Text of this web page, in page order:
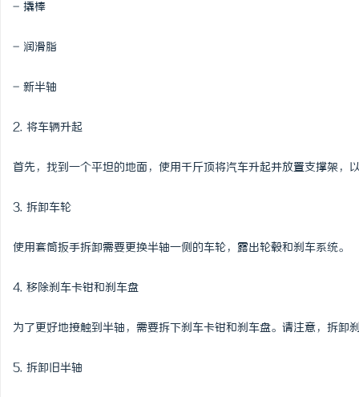
- 撬棒
- 润滑脂
- 新半轴
2. 将车辆升起
首先，找到一个平坦的地面，使用千斤顶将汽车升起并放置支撑架，
3. 拆卸车轮
使用套筒扳手拆卸需要更换半轴一侧的车轮，露出轮毂和刹车系统。
4. 移除刹车卡钳和刹车盘
为了更好地接触到半轴，需要拆下刹车卡钳和刹车盘。请注意，拆卸
5. 拆卸旧半轴